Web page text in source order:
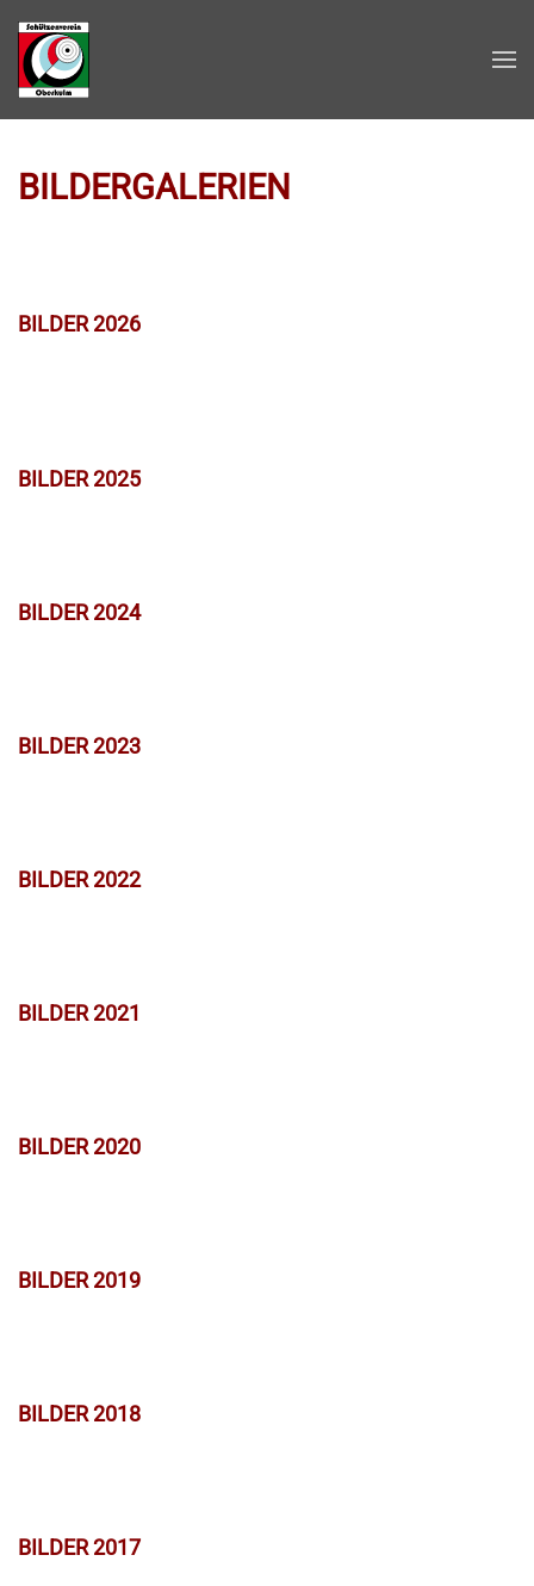
Zum Hauptinhalt springen
BILDERGALERIEN
BILDER 2026
BILDER 2025
BILDER 2024
BILDER 2023
BILDER 2022
BILDER 2021
BILDER 2020
BILDER 2019
BILDER 2018
BILDER 2017